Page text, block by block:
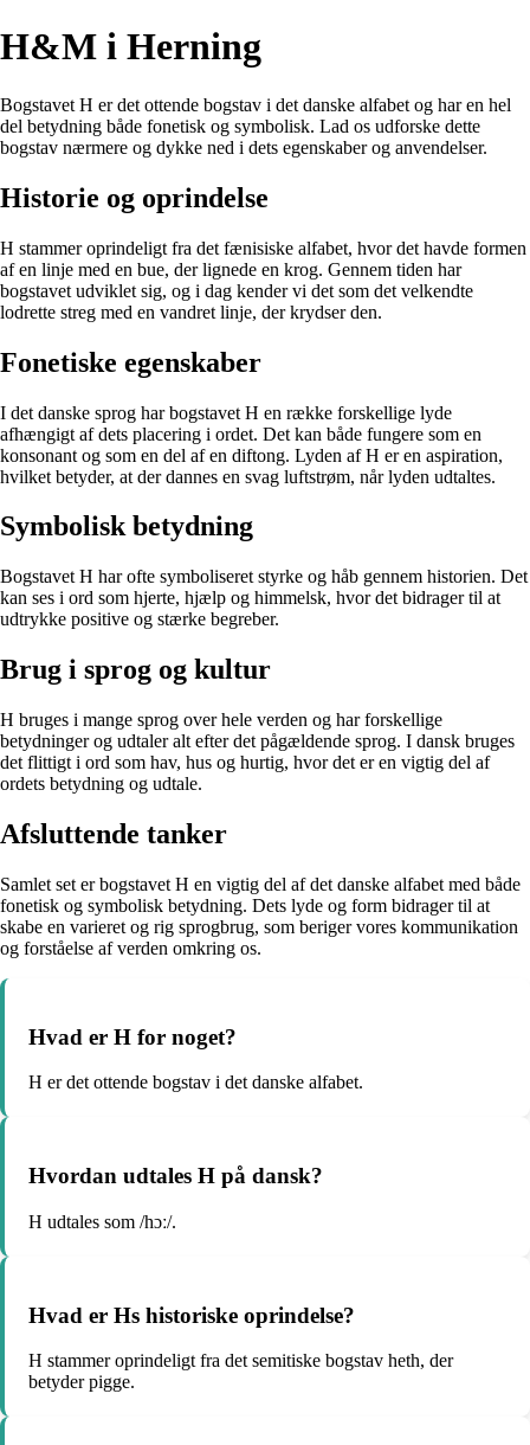
H&M i Herning
Bogstavet H er det ottende bogstav i det danske alfabet og har en hel
del betydning både fonetisk og symbolisk. Lad os udforske dette
bogstav nærmere og dykke ned i dets egenskaber og anvendelser.
Historie og oprindelse
H stammer oprindeligt fra det fænisiske alfabet, hvor det havde formen
af en linje med en bue, der lignede en krog. Gennem tiden har
bogstavet udviklet sig, og i dag kender vi det som det velkendte
lodrette streg med en vandret linje, der krydser den.
Fonetiske egenskaber
I det danske sprog har bogstavet H en række forskellige lyde
afhængigt af dets placering i ordet. Det kan både fungere som en
konsonant og som en del af en diftong. Lyden af H er en aspiration,
hvilket betyder, at der dannes en svag luftstrøm, når lyden udtaltes.
Symbolisk betydning
Bogstavet H har ofte symboliseret styrke og håb gennem historien. Det
kan ses i ord som hjerte, hjælp og himmelsk, hvor det bidrager til at
udtrykke positive og stærke begreber.
Brug i sprog og kultur
H bruges i mange sprog over hele verden og har forskellige
betydninger og udtaler alt efter det pågældende sprog. I dansk bruges
det flittigt i ord som hav, hus og hurtig, hvor det er en vigtig del af
ordets betydning og udtale.
Afsluttende tanker
Samlet set er bogstavet H en vigtig del af det danske alfabet med både
fonetisk og symbolisk betydning. Dets lyde og form bidrager til at
skabe en varieret og rig sprogbrug, som beriger vores kommunikation
og forståelse af verden omkring os.
Hvad er H for noget?
H er det ottende bogstav i det danske alfabet.
Hvordan udtales H på dansk?
H udtales som /hɔː/.
Hvad er Hs historiske oprindelse?
H stammer oprindeligt fra det semitiske bogstav heth, der
betyder pigge.